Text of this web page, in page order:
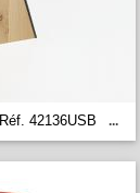
Réf. 42136USB ...